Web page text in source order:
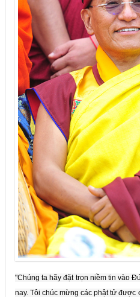
"Chúng ta hãy đặt trọn niềm tin vào
nay. Tôi chúc mừng các phật tử